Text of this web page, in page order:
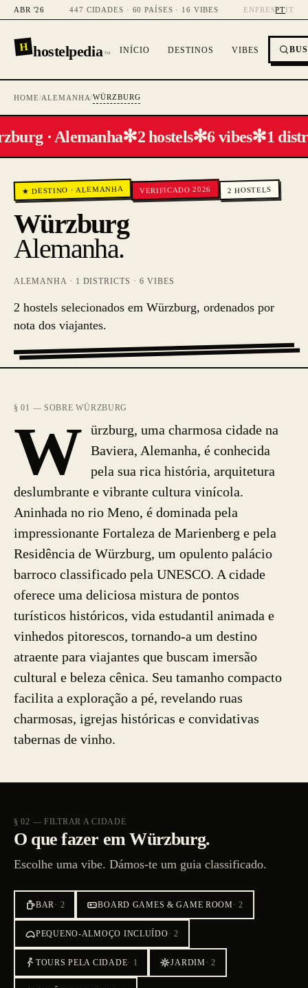
ABR '26 447 CIDADES · 60 PAÍSES · 16 VIBES EN FR ESPTIT
H hostelpedia™ INÍCIO DESTINOS VIBES
HOME/ALEMANHA/WÜRZBURG
· Alemanha✻2 hostels✻6 vibes✻1
★ DESTINO · ALEMANHA VERIFICADO 2026 2 HOSTELS
Würzburg
Alemanha.
ALEMANHA· 1 DISTRICTS ·6 VIBES
2 hostels selecionados em Würzburg, ordenados por
nota dos viajantes.
§ 01 — SOBRE WÜRZBURG
W ürzburg, uma charmosa cidade na
Baviera, Alemanha, é conhecida
pela sua rica história, arquitetura
deslumbrante e vibrante cultura vinícola.
Aninhada no rio Meno, é dominada pela
impressionante Fortaleza de Marienberg e pela
Residência de Würzburg, um opulento palácio
barroco classificado pela UNESCO. A cidade
oferece uma deliciosa mistura de pontos
turísticos históricos, vida estudantil animada e
vinhedos pitorescos, tornando-a um destino
atraente para viajantes que buscam imersão
cultural e beleza cênica. Seu tamanho compacto
facilita a exploração a pé, revelando ruas
charmosas, igrejas históricas e convidativas
tabernas de vinho.
§ 02 — FILTRAR A CIDADE
O que fazer em Würzburg.
Escolhe uma vibe. Dámos-te um guia classificado.
BAR· 2 BOARD GAMES & GAME ROOM·2
PEQUENO-ALMOÇO INCLUÍDO·2
TOURS PELA CIDADE· 1 JARDIM·2